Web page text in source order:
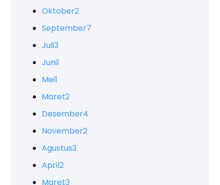
Oktober2
September7
Juli3
Juni1
Mei1
Maret2
Desember4
November2
Agustus3
April2
Maret3